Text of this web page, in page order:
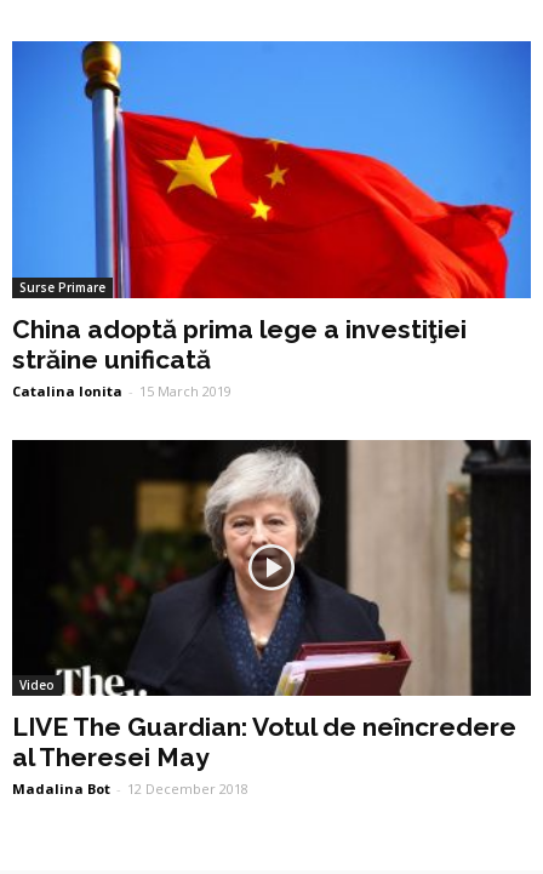
Surse Primare
China adoptă prima lege a investiţiei
străine unificată
Catalina Ionita - 15 March 2019
Video
LIVE The Guardian: Votul de neîncredere
al Theresei May
Madalina Bot - 12 December 2018